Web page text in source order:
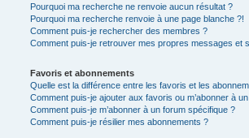
Pourquoi ma recherche ne renvoie aucun résultat ?
Pourquoi ma recherche renvoie à une page blanche ?!
Comment puis-je rechercher des membres ?
Comment puis-je retrouver mes propres messages et
Favoris et abonnements
Quelle est la différence entre les favoris et les
Comment puis-je ajouter aux favoris ou m’abonner à
Comment puis-je m’abonner à un forum spécifique ?
Comment puis-je résilier mes abonnements ?